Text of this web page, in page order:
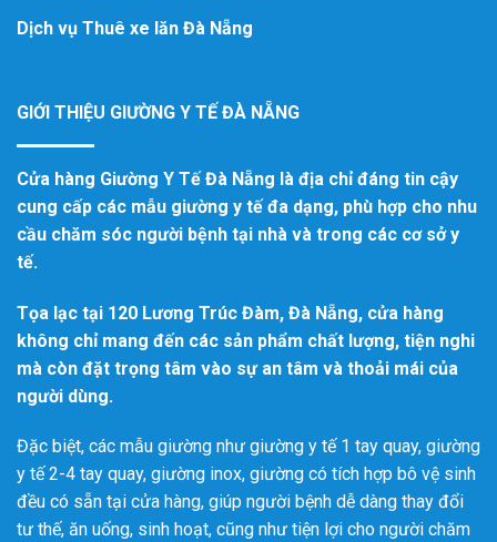
Dịch vụ Thuê xe lăn Đà Nẵng
GIỚI THIỆU GIƯỜNG Y TẾ ĐÀ NẴNG
Cửa hàng Giường Y Tế Đà Nẵng là địa chỉ đáng tin cậy
cung cấp các mẫu giường y tế đa dạng, phù hợp cho nhu
cầu chăm sóc người bệnh tại nhà và trong các cơ sở y
tế.
Tọa lạc tại 120 Lương Trúc Đàm, Đà Nẵng, cửa hàng
không chỉ mang đến các sản phẩm chất lượng, tiện nghi
mà còn đặt trọng tâm vào sự an tâm và thoải mái của
người dùng.
Đặc biệt, các mẫu giường như giường y tế 1 tay quay, giường
y tế 2-4 tay quay, giường inox, giường có tích hợp bô vệ sinh
đều có sẵn tại cửa hàng, giúp người bệnh dễ dàng thay đổi
tư thế, ăn uống, sinh hoạt, cũng như tiện lợi cho người chăm